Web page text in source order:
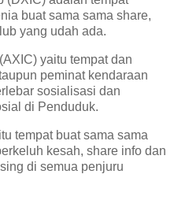
buat sama sama share,
yang udah ada.
yaitu tempat dan
peminat kendaraan
sosialisasi dan
di Penduduk.
tempat buat sama sama
kesah, share info dan
di semua penjuru